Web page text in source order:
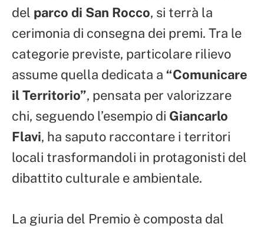
del parco di San Rocco, si terrà la
cerimonia di consegna dei premi. Tra le
categorie previste, particolare rilievo
assume quella dedicata a “Comunicare
il Territorio”, pensata per valorizzare
chi, seguendo l’esempio di Giancarlo
Flavi, ha saputo raccontare i territori
locali trasformandoli in protagonisti del
dibattito culturale e ambientale.
La giuria del Premio è composta dal